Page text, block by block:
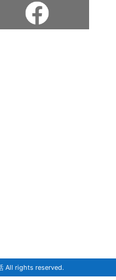
All rights reserved.